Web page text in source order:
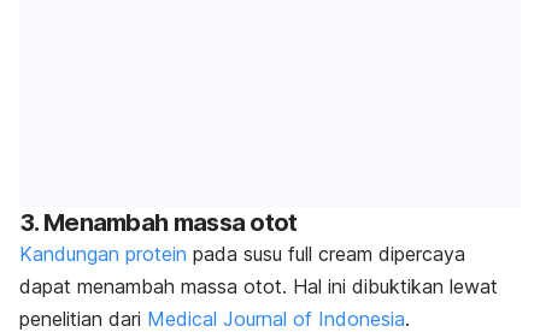
3. Menambah massa otot
Kandungan protein pada susu full cream dipercaya
dapat menambah massa otot. Hal ini dibuktikan lewat
penelitian dari Medical Journal of Indonesia.